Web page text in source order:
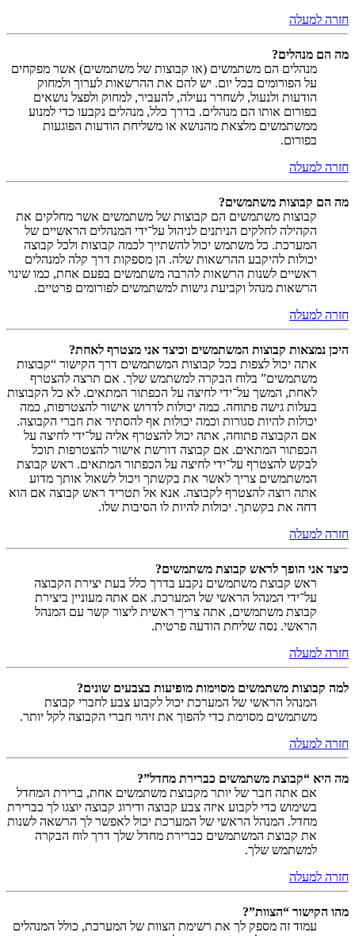
חזרה למעלה
מה הם מנהלים?
מנהלים הם משתמשים (או קבוצות של משתמשים) אשר מפקחים
על הפורומים בכל יום. יש להם את ההרשאות לערוך ולמחוק
הודעות ולנעול, לשחרר נעילה, להעביר, למחוק ולפצל נושאים
בפורום אותו הם מנהלים. בדרך כלל, מנהלים נקבעו כדי למנוע
ממשתמשים מלצאת מהנושא או משליחת הודעות הפוגעות
בפורום.
חזרה למעלה
מה הם קבוצות משתמשים?
קבוצות משתמשים הם קבוצות של משתמשים אשר מחלקים את
הקהילה לחלקים הניתנים לניהול על־ידי המנהלים הראשיים של
המערכת. כל משתמש יכול להשתייך לכמה קבוצות ולכל קבוצה
יכולות להיקבע ההרשאות שלה. הן מספקות דרך קלה למנהלים
ראשיים לשנות הרשאות להרבה משתמשים בפעם אחת, כמו שינוי
הרשאות מנהל וקביעת גישות למשתמשים לפורומים פרטיים.
חזרה למעלה
היכן נמצאות קבוצות המשתמשים וכיצד אני מצטרף לאחת?
אתה יכול לצפות בכל קבוצות המשתמשים דרך הקישור “קבוצות
משתמשים” בלוח הבקרה למשתמש שלך. אם תרצה להצטרף
לאחת, המשך על־ידי לחיצה על הכפתור המתאים. לא כל הקבוצות
בעלות גישה פתוחה. כמה יכולות לדרוש אישור להצטרפות, כמה
יכולות להיות סגורות וכמה יכולות אף להסתיר את חברי הקבוצה.
אם הקבוצה פתוחה, אתה יכול להצטרף אליה על־ידי לחיצה על
הכפתור המתאים. אם קבוצה דורשת אישור להצטרפות תוכל
לבקש להצטרף על־ידי לחיצה על הכפתור המתאים. ראש קבוצת
המשתמשים צריך לאשר את בקשתך ויכול לשאול אותך מדוע
אתה רוצה להצטרף לקבוצה. אנא אל תטריד ראש קבוצה אם הוא
דחה את בקשתך. יכולות להיות לו הסיבות שלו.
חזרה למעלה
כיצד אני הופך לראש קבוצת משתמשים?
ראש קבוצת משתמשים נקבע בדרך כלל בעת יצירת הקבוצה
על־ידי המנהל הראשי של המערכת. אם אתה מעוניין ביצירת
קבוצת משתמשים, אתה צריך ראשית ליצור קשר עם המנהל
הראשי. נסה שליחת הודעה פרטית.
חזרה למעלה
למה קבוצות משתמשים מסוימות מופיעות בצבעים שונים?
המנהל הראשי של המערכת יכול לקבוע צבע לחברי קבוצת
משתמשים מסוימת כדי להפוך את זיהוי חברי הקבוצה לקל יותר.
חזרה למעלה
מה היא “קבוצת משתמשים כברירת מחדל”?
אם אתה חבר של יותר מקבוצת משתמשים אחת, ברירת המחדל
בשימוש כדי לקבוע איזה צבע קבוצה ודירוג קבוצה יוצגו לך כברירת
מחדל. המנהל הראשי של המערכת יכול לאפשר לך הרשאה לשנות
את קבוצת המשתמשים כברירת מחדל שלך דרך לוח הבקרה
למשתמש שלך.
חזרה למעלה
מהו הקישור “הצוות”?
עמוד זה מספק לך את רשימת הצוות של המערכת, כולל המנהלים